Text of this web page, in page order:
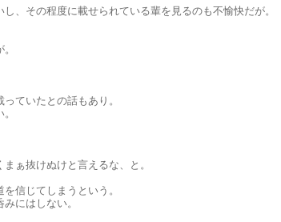
、その程度に載せられている輩を見るのも不愉快だが。
ていたとの話もあり。
ぁ抜けぬけと言えるな、と。
信じてしまうという。
にはしない。